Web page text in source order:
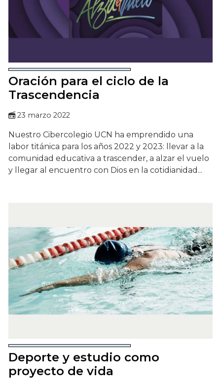
Oración para el ciclo de la
Trascendencia
23 marzo 2022
Nuestro Cibercolegio UCN ha emprendido una
labor titánica para los años 2022 y 2023: llevar a la
comunidad educativa a trascender, a alzar el vuelo
y llegar al encuentro con Dios en la cotidianidad...
Deporte y estudio como
proyecto de vida